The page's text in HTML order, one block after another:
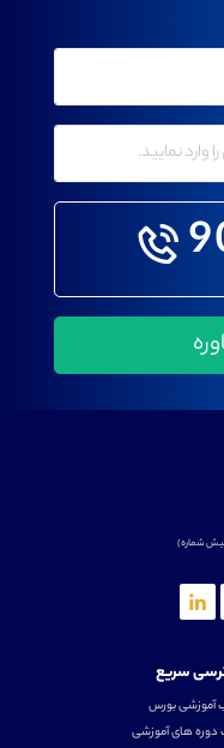
شماره)
سریع
آموزشی بورس
های آموزشی